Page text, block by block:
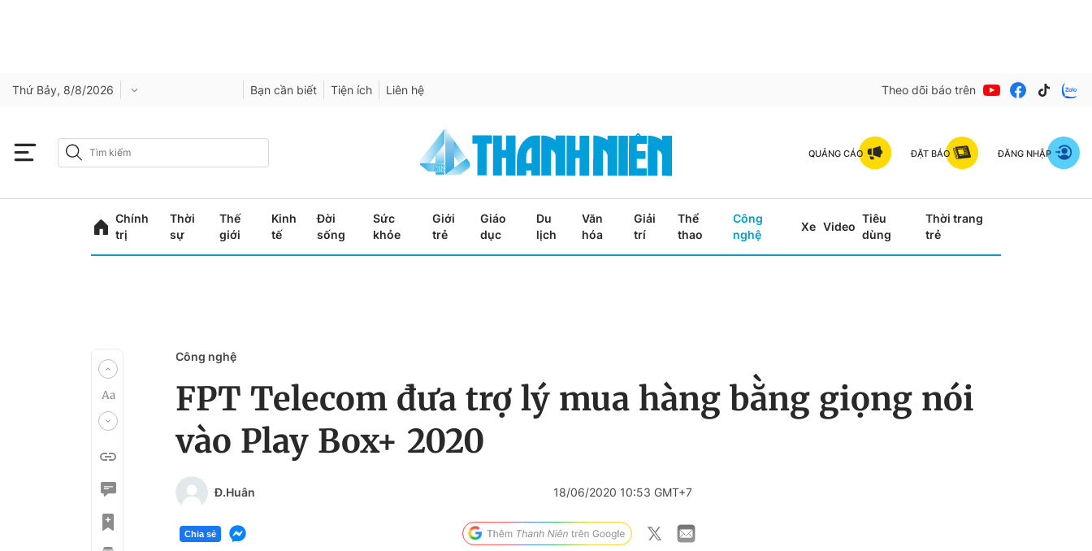
Thứ Bảy, 8/8/2026 Bạn cần biết Tiện ích Liên hệ Theo dõi báo trên
QUẢNG CÁO ĐẶT BÁO ĐĂNG NHẬP
Chính
trị
Thời
sự
Thế
giới
Kinh
tế
Đời
sống
Sức
khỏe
Giới
trẻ
Giáo
dục
Du
lịch
Văn
hóa
Giải
trí
Thể
thao
Công
nghệ
Xe Video
Tiêu
dùng
Thời trang
trẻ
Công nghệ
FPT Telecom đưa trợ lý mua hàng bằng giọng nói
vào Play Box+ 2020
Đ.Huân 18/06/2020 10:53 GMT+7
Chia sẻ